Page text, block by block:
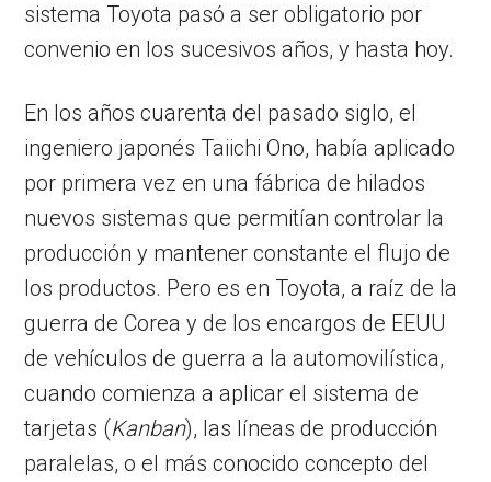
sistema Toyota pasó a ser obligatorio por
convenio en los sucesivos años, y hasta hoy.
En los años cuarenta del pasado siglo, el
ingeniero japonés Taiichi Ono, había aplicado
por primera vez en una fábrica de hilados
nuevos sistemas que permitían controlar la
producción y mantener constante el flujo de
los productos. Pero es en Toyota, a raíz de la
guerra de Corea y de los encargos de EEUU
de vehículos de guerra a la automovilística,
cuando comienza a aplicar el sistema de
tarjetas (Kanban), las líneas de producción
paralelas, o el más conocido concepto del